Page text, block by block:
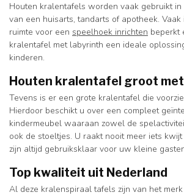
Houten kralentafels worden vaak gebruikt
van een huisarts, tandarts of apotheek.
ruimte voor een speelhoek inrichten beperkt
kralentafel met labyrinth een ideale
kinderen.
Houten kralentafel groot
Tevens is er een grote kralentafel die
Hierdoor beschikt u over een compleet
kindermeubel waaraan zowel de
ook de stoeltjes. U raakt nooit meer iets
zijn altijd gebruiksklaar voor uw kleine
Top kwaliteit uit Nederland
Al deze kralenspiraal tafels zijn van het